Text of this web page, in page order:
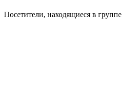
Посетители, находящиеся в группе